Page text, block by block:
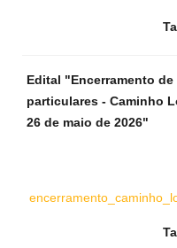
Edital "Encerramento
particulares - Caminho
26 de maio de 2026"